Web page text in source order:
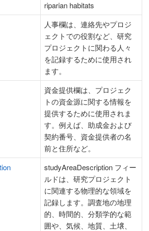
riparian habitats
人事欄は、連絡先やプロジ
ェクトでの役割など、研究
プロジェクトに関わる人々
を記録するために使用され
ます。
資金提供欄は、プロジェク
トの資金源に関する情報を
提供するために使用されま
す。例えば、助成金および
契約番号、資金提供者の名
前と住所など。
studyAreaDescription フィー
ルドは、研究プロジェクト
に関連する物理的な領域を
記録します。調査地の地理
的、時間的、分類学的な範
囲や、気候、地質、土壌、